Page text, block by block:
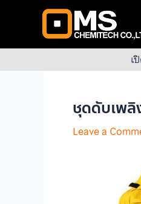
เ
ชุดดับเพลิ
Leave a
Post
navigation